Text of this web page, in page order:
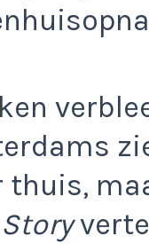
Story